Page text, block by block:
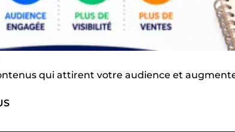
qui attirent votre audience et